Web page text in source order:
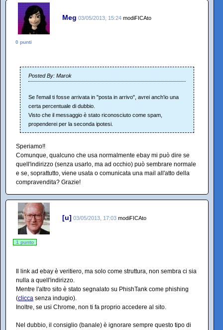
Meg 03/05/2013, 15:24 modiFICAto
0 punti
Posted By: Marok
Se l'email ti fosse arrivata in "posta in arrivo", avrei anch'io una
certa percentuale di dubbio.
Visto che il messaggio è stato riconosciuto come spam,
propenderei per la seconda ipotesi.
Speriamo!!
Comunque, qualcuno che usa normalmente ebay mi può dire se
quell'indirizzo (senza usarlo, ma ad occhio) può sembrare normale
e se, soprattutto, viene usata o comunicata una mail all'atto della
compravendita? Grazie!
[u] 03/05/2013, 17:03 modiFICAto
1 punto
Il link ad ebay è veritiero, ma solo come struttura, non sembra ci sia
nulla a quell'indirizzo.
Mentre l'altro sito è stato segnalato su PhishTank come phishing
(clicca senza indugio).
Inoltre, se usi Chrome, non ti fa proprio accedere al sito.
Nel dubbio, il consiglio (banale) è ignorare sempre questo tipo di